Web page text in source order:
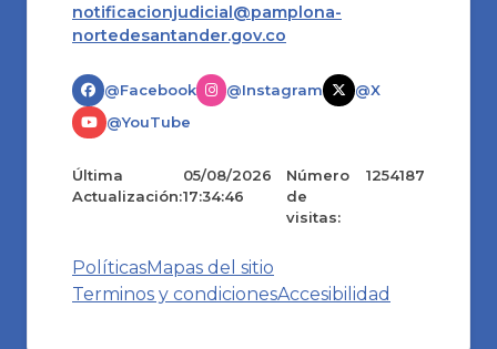
notificacionjudicial@pamplona-
nortedesantander.gov.co
@Facebook @Instagram
@X
@YouTube
Última
Actualización:
05/08/2026
17:34:46
Número
de
visitas:
1254187
PolíticasMapas del sitio
Terminos y condicionesAccesibilidad